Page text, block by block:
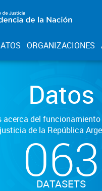
ORGANIZACIONES
Datos
acerca del
justicia de la República
063
DATASETS